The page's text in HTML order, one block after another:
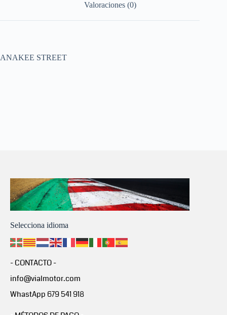
Valoraciones (0)
ANAKEE STREET
Selecciona idioma
- CONTACTO -
info@vialmotor.com
WhastApp 679 541 918